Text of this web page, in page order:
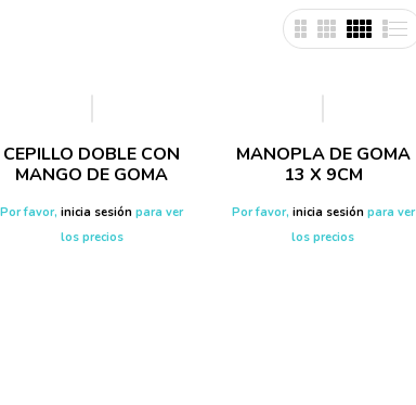
CEPILLO DOBLE CON
MANGO DE GOMA
Por favor,inicia sesión para ver
los precios
MANOPLA DE GOMA
13 X 9CM
Por favor, inicia sesiónpara ver
los precios